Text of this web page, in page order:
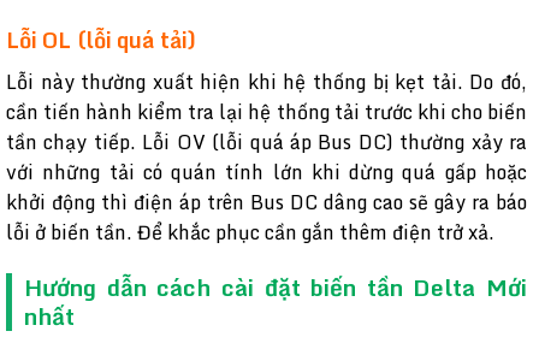
Lỗi OL (lỗi quá tải)
Lỗi này thường xuất hiện khi hệ thống bị kẹt tải. Do đó,
cần tiến hành kiểm tra lại hệ thống tải trước khi cho biến
tần chạy tiếp. Lỗi OV (lỗi quá áp Bus DC) thường xảy ra
với những tải có quán tính lớn khi dừng quá gấp hoặc
khởi động thì điện áp trên Bus DC dâng cao sẽ gây ra báo
lỗi ở biến tần. Để khắc phục cần gắn thêm điện trở xả.
Hướng dẫn cách cài đặt biến tần Delta Mới
nhất